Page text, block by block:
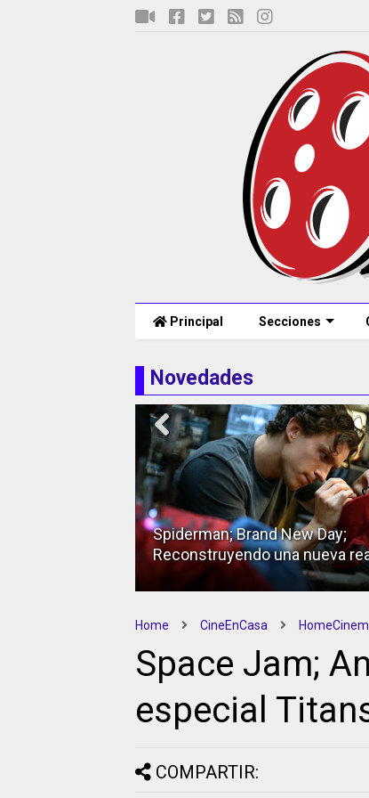
Principal Secciones
Novedades
Alas de Mariposa; Análisis de
edición Bluray
Home CineEnCasa
Space Jam;
especial
COMPARTIR: